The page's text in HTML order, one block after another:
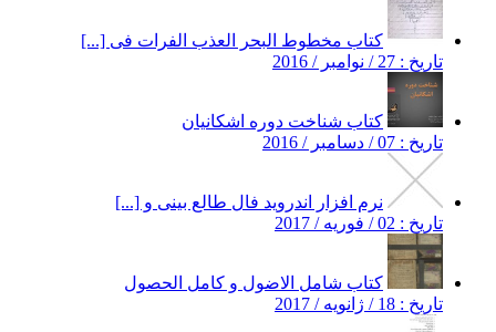
کتاب مخطوط البحر العذب الفرات فی [...]
تاریخ : 27 / نوامبر / 2016
کتاب شناخت دوره اشکانیان
تاریخ : 07 / دسامبر / 2016
نرم افزار اندروید فال طالع بینی و [...]
تاریخ : 02 / فوریه / 2017
کتاب شامل الاضول و کامل الحصول
تاریخ : 18 / ژانویه / 2017